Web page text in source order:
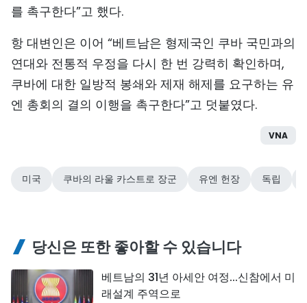
회사 소개
TIẾNG VIỆT
ENGLISH
中文
РУССКИЙ
를 촉구한다”고 했다.
항 대변인은 이어 “베트남은 형제국인 쿠바 국민과의
연대와 전통적 우정을 다시 한 번 강력히 확인하며,
쿠바에 대한 일방적 봉쇄와 제재 해제를 요구하는 유
엔 총회의 결의 이행을 촉구한다”고 덧붙였다.
VNA
미국 쿠바의 라울 카스트로 장군 유엔 헌장 독립
당신은 또한 좋아할 수 있습니다
베트남의 31년 아세안 여정...신참에서 미
래설계 주역으로